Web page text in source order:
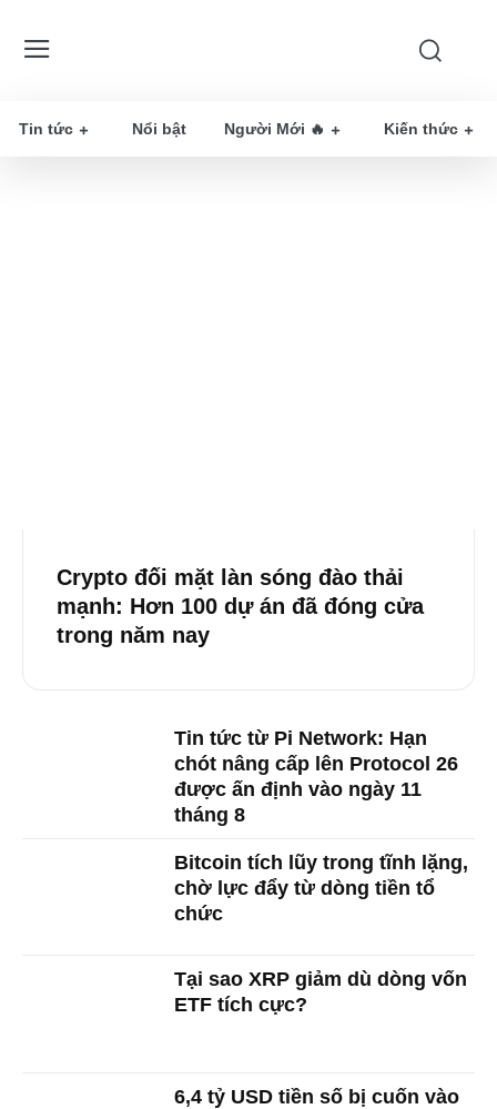
Tin tức Nổi bật Người Mới 🔥 Kiến thức
Crypto đối mặt làn sóng đào thải
mạnh: Hơn 100 dự án đã đóng cửa
trong năm nay
Tin tức từ Pi Network: Hạn
chót nâng cấp lên Protocol 26
được ấn định vào ngày 11
tháng 8
Bitcoin tích lũy trong tĩnh lặng,
chờ lực đẩy từ dòng tiền tổ
chức
Tại sao XRP giảm dù dòng vốn
ETF tích cực?
6,4 tỷ USD tiền số bị cuốn vào